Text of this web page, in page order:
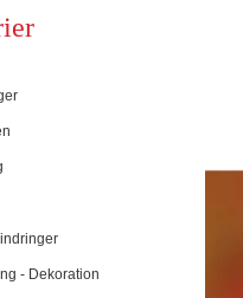
- Dekoration